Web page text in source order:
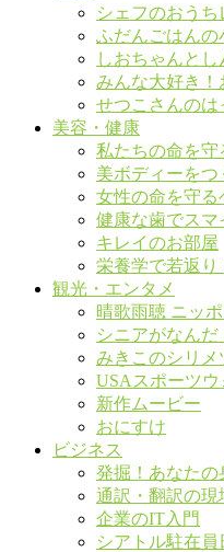
シェフのおうち
ふだんごはんの
しおちゃんと
みんな大好き！
せつこさんのは
美容・健康
私たちの命を守
美ボディーを
女性の命を守る
健康な歯でスマ
キレイのお部屋
栄養学で若返
観光・エンタメ
晴歌雨聴 ニッ
シニアがなん
みきこのシリメ
USAスポーツ
新作ムービー
おにすけ
ビジネス
発掘！あなたの
通訳・翻訳の
企業のIT入門
シアトル駐在員